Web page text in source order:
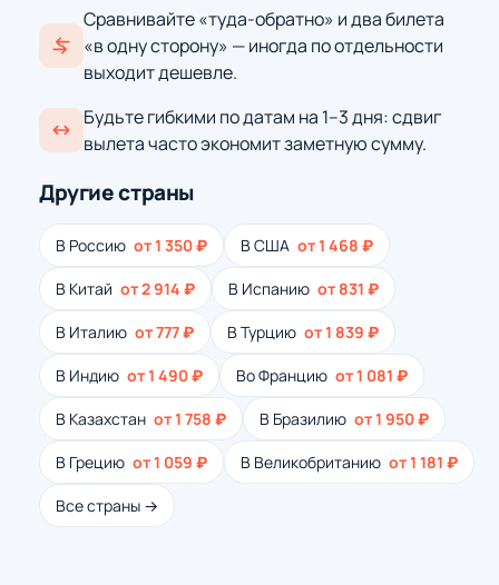
Сравнивайте «туда-обратно» и два билета
«в одну сторону» — иногда по отдельности
выходит дешевле.
Будьте гибкими по датам на 1–3 дня: сдвиг
вылета часто экономит заметную сумму.
Другие страны
В Россию от 1 350 ₽ В США от 1 468 ₽
В Китай от 2 914 ₽ В Испанию от 831 ₽
В Италию от 777 ₽ В Турцию от 1 839 ₽
В Индию от 1 490 ₽ Во Францию от 1 081 ₽
В Казахстан от 1 758 ₽ В Бразилию от 1 950 ₽
В Грецию от 1 059 ₽ В Великобританию от 1 181 ₽
Все страны →